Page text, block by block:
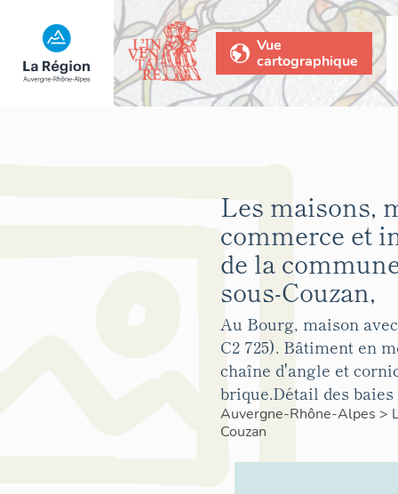
Vue
cartographique
Les maisons,
commerce et
de la
sous-Couzan,
Au Bourg, maison
C2 725). Bâtiment en
chaîne d'angle et
brique.Détail des
Auvergne-Rhône-Alpes >
Couzan